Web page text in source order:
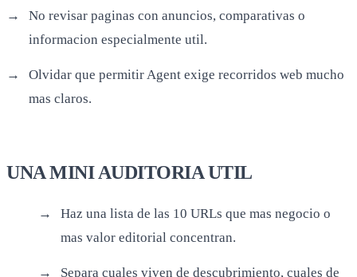
No revisar paginas con anuncios, comparativas o
informacion especialmente util.
Olvidar que permitir Agent exige recorridos web mucho
mas claros.
UNA MINI AUDITORIA UTIL
Haz una lista de las 10 URLs que mas negocio o
mas valor editorial concentran.
Separa cuales viven de descubrimiento, cuales de